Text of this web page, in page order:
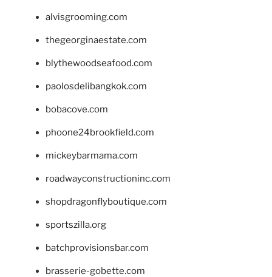
alvisgrooming.com
thegeorginaestate.com
blythewoodseafood.com
paolosdelibangkok.com
bobacove.com
phoone24brookfield.com
mickeybarmama.com
roadwayconstructioninc.com
shopdragonflyboutique.com
sportszilla.org
batchprovisionsbar.com
brasserie-gobette.com